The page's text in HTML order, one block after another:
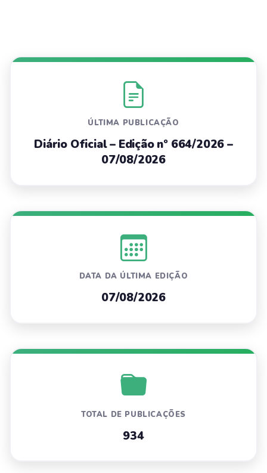
ÚLTIMA PUBLICAÇÃO
Diário Oficial – Edição nº 664/2026 –
07/08/2026
DATA DA ÚLTIMA EDIÇÃO
07/08/2026
TOTAL DE PUBLICAÇÕES
934